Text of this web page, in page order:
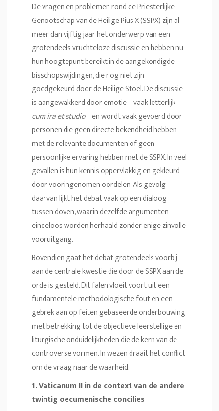
De vragen en problemen rond de Priesterlijke
Genootschap van de Heilige Pius X (SSPX) zijn al
meer dan vijftig jaar het onderwerp van een
grotendeels vruchteloze discussie en hebben nu
hun hoogtepunt bereikt in de aangekondigde
bisschopswijdingen, die nog niet zijn
goedgekeurd door de Heilige Stoel. De discussie
is aangewakkerd door emotie – vaak letterlijk
cum ira et studio– en wordt vaak gevoerd door
personen die geen directe bekendheid hebben
met de relevante documenten of geen
persoonlijke ervaring hebben met de SSPX. In veel
gevallen is hun kennis oppervlakkig en gekleurd
door vooringenomen oordelen. Als gevolg
daarvan lijkt het debat vaak op een dialoog
tussen doven, waarin dezelfde argumenten
eindeloos worden herhaald zonder enige zinvolle
vooruitgang.
Bovendien gaat het debat grotendeels voorbij
aan de centrale kwestie die door de SSPX aan de
orde is gesteld. Dit falen vloeit voort uit een
fundamentele methodologische fout en een
gebrek aan op feiten gebaseerde onderbouwing
met betrekking tot de objectieve leerstellige en
liturgische onduidelijkheden die de kern van de
controverse vormen. In wezen draait het conflict
om de vraag naar de waarheid.
1. Vaticanum II in de context van de andere
twintig oecumenische concilies